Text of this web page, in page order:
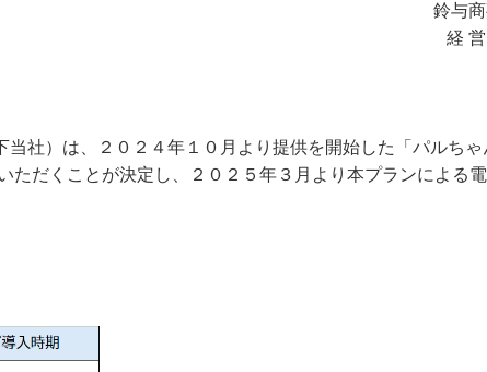
鈴与
経
社）は、２０２４年１０月より提供を開始した「パルちゃ
だくことが決定し、２０２５年３月より本プランによる